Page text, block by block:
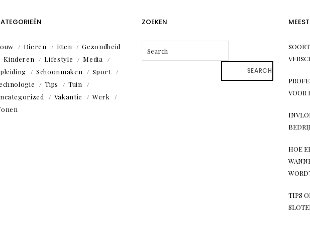
Dieren Eten
Gezondheid
Kinderen
Lifestyle
Media
Schoonmaken
Sport
Tips
Tuin
Vakantie
Werk
ZOEKEN
SEARCH
VOOR
HOE
TIPS